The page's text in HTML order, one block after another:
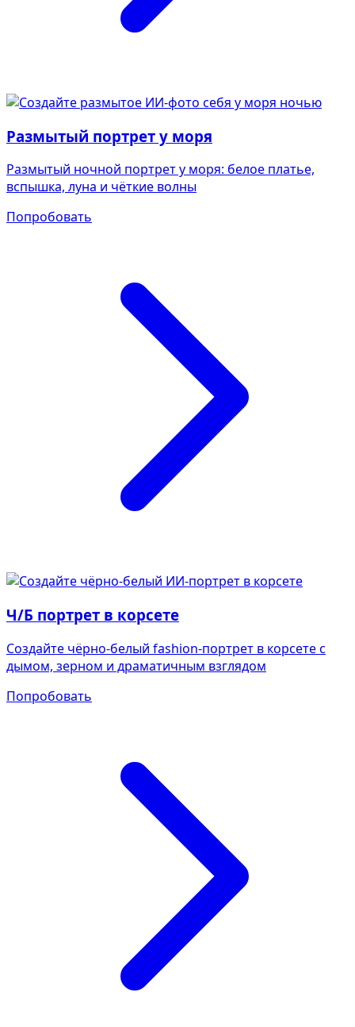
Размытый портрет у моря
Размытый ночной портрет у моря: белое платье,
вспышка, луна и чёткие волны
Попробовать
Ч/Б портрет в корсете
Создайте чёрно-белый fashion-портрет в корсете с
дымом, зерном и драматичным взглядом
Попробовать